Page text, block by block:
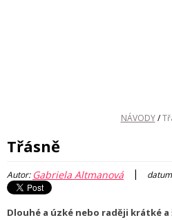
NÁVODY /
Třásně
Autor: Gabriela Altmanová |
Dlouhé a úzké nebo raději krátké